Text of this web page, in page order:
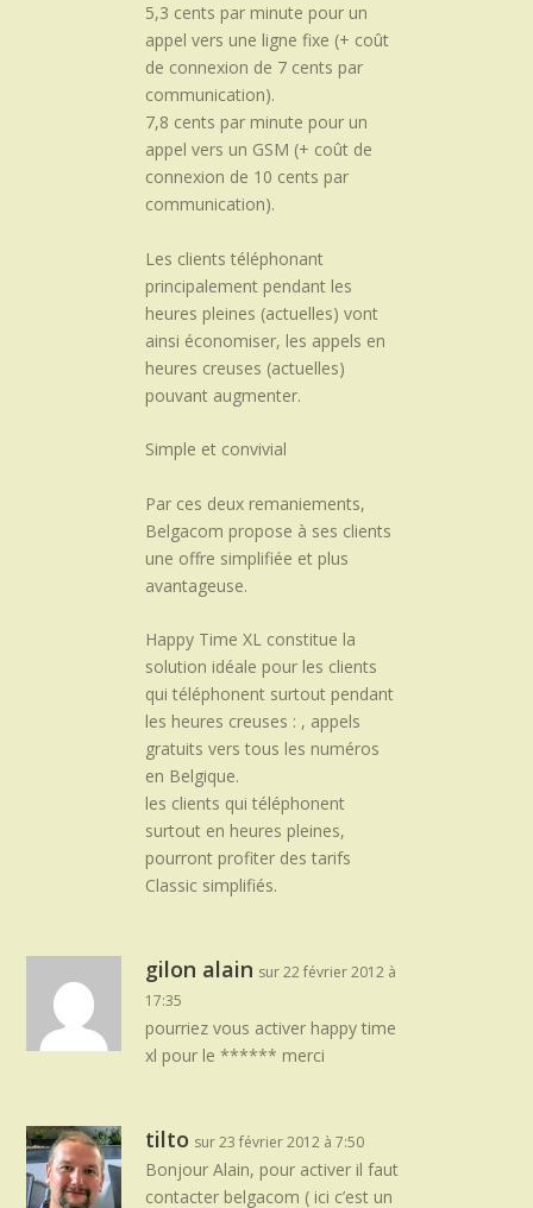
5,3 cents par minute pour un
appel vers une ligne fixe (+ coût
de connexion de 7 cents par
communication).
7,8 cents par minute pour un
appel vers un GSM (+ coût de
connexion de 10 cents par
communication).
Les clients téléphonant
principalement pendant les
heures pleines (actuelles) vont
ainsi économiser, les appels en
heures creuses (actuelles)
pouvant augmenter.
Simple et convivial
Par ces deux remaniements,
Belgacom propose à ses clients
une offre simplifiée et plus
avantageuse.
Happy Time XL constitue la
solution idéale pour les clients
qui téléphonent surtout pendant
les heures creuses : , appels
gratuits vers tous les numéros
en Belgique.
les clients qui téléphonent
surtout en heures pleines,
pourront profiter des tarifs
Classic simplifiés.
gilon alain sur 22 février 2012 à
17:35
pourriez vous activer happy time
xl pour le ****** merci
tilto sur 23 février 2012 à 7:50
Bonjour Alain, pour activer il faut
contacter belgacom ( ici c’est un